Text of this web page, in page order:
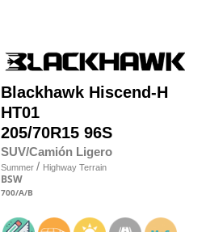
Blackhawk Hiscend-H
HT01
205/70R15 96S
SUV/Camión Ligero
Summer / Highway Terrain
BSW
700/A/B